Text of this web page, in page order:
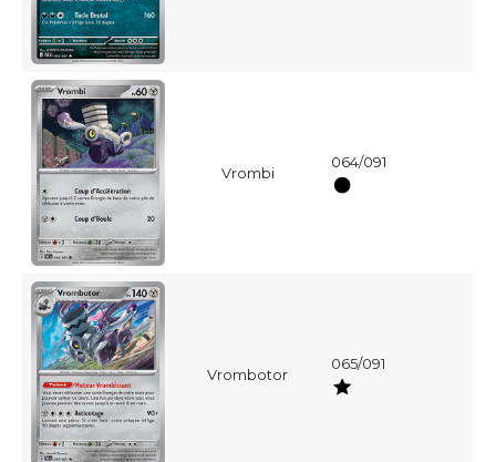
Vrombi
064/091
Vrombotor
065/091